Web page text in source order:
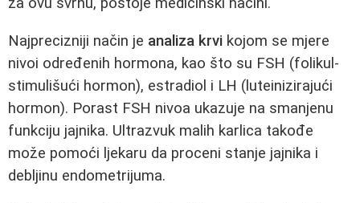
Najprecizniji način je analiza krvi kojom se mjere
nivoi određenih hormona, kao što su FSH (folikul-
stimulišući hormon), estradiol i LH (luteinizirajući
hormon). Porast FSH nivoa ukazuje na smanjenu
funkciju jajnika. Ultrazvuk malih karlica takođe
može pomoći ljekaru da proceni stanje jajnika i
debljinu endometrijuma.